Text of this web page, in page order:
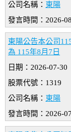
公司名稱： 東陽
發言時間：2026-
東陽公告本公司
為 115年8月7日
日期：2026-07-30
股票代號：1319
公司名稱： 東陽
發言時間：2026-